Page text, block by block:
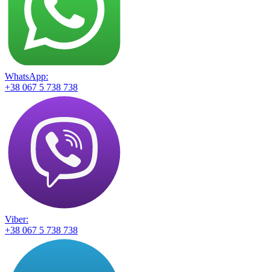
WhatsApp:
+38 067 5 738 738
Viber:
+38 067 5 738 738